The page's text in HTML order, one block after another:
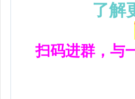
了解
扫码进群，与